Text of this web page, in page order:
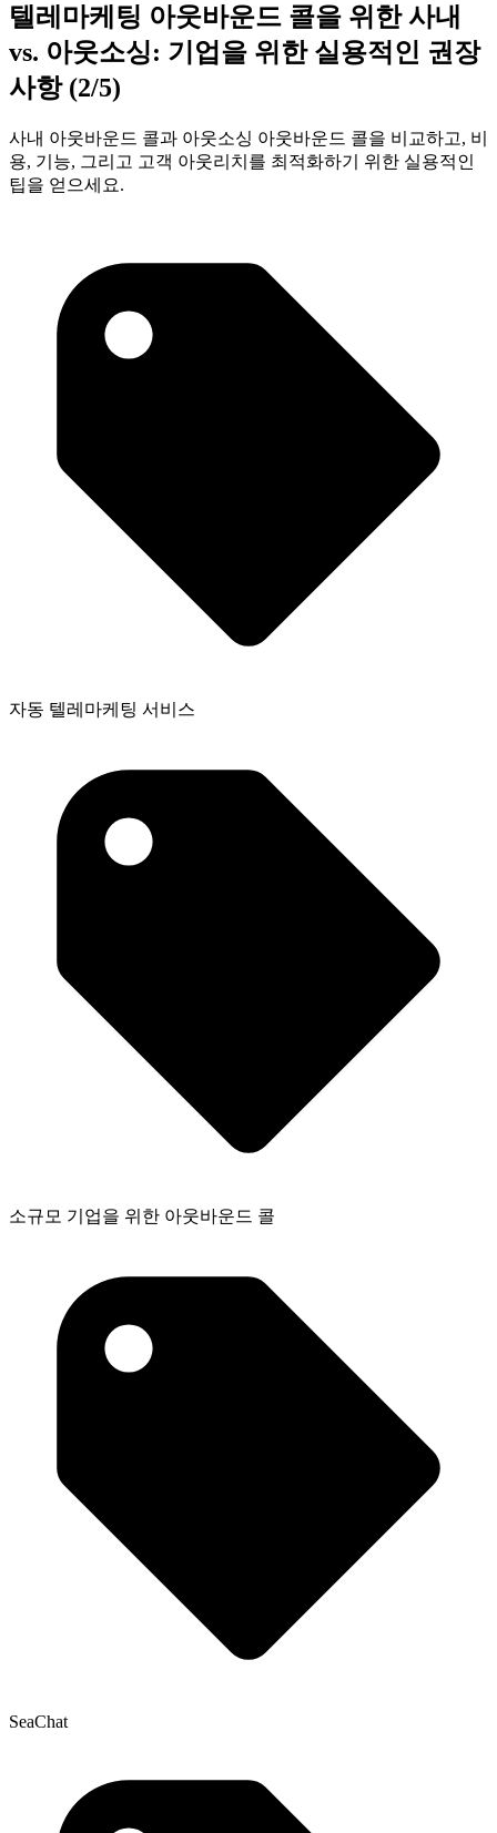
텔레마케팅 아웃바운드 콜을 위한 사내
vs. 아웃소싱: 기업을 위한 실용적인 권장
사항 (2/5)
사내 아웃바운드 콜과 아웃소싱 아웃바운드 콜을 비교하고, 비
용, 기능, 그리고 고객 아웃리치를 최적화하기 위한 실용적인
팁을 얻으세요.
자동 텔레마케팅 서비스
소규모 기업을 위한 아웃바운드 콜
SeaChat